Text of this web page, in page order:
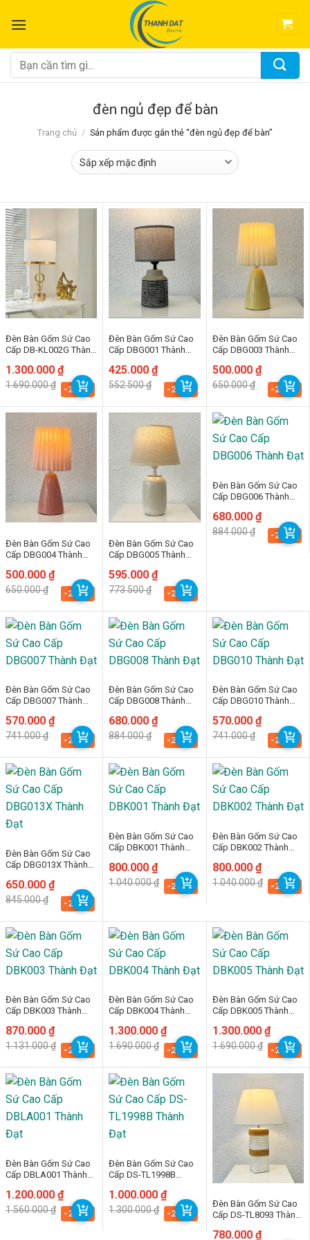
đến
dung
Tìm
kiếm:
đèn ngủ đẹp để bàn
Trang chủ / Sản phẩm được gắn thẻ “đèn ngủ đẹp để bàn”
Đèn Bàn Gốm Sứ Cao
Cấp DB-KL002G Thành
1.690.000₫
Giá
gốc
là:
1.300.000 ₫
Giá
hiện
tại
1.300.000 ₫.
-23.1%
Đèn Bàn Gốm Sứ Cao
Cấp DBG001 Thành
552.500₫
Giá
gốc
là:
425.000₫
Giá
hiện
tại
425.000 ₫.
-23.1%
Đèn Bàn Gốm Sứ Cao
Cấp DBG003 Thành
650.000₫
Giá
gốc
là:
500.000 ₫
Giá
hiện
tại
500.000 ₫.
-23.1%
Đèn Bàn Gốm Sứ Cao
Cấp DBG004 Thành
650.000₫
Giá
gốc
là:
500.000 ₫
Giá
hiện
tại
500.000 ₫.
-23.1%
Đèn Bàn Gốm Sứ Cao
Cấp DBG005 Thành
773.500₫
Giá
gốc
là:
595.000₫
Giá
hiện
tại
595.000 ₫.
-23.1%
Đèn Bàn Gốm Sứ Cao
Cấp DBG006 Thành
884.000₫
Giá
gốc
là:
680.000 ₫
Giá
hiện
tại
-23.1%
Đèn Bàn Gốm Sứ Cao
Cấp DBG007 Thành
741.000₫
Giá
gốc
là:
570.000 ₫
Giá
hiện
tại
570.000 ₫.
-23.1%
Đèn Bàn Gốm Sứ Cao
Cấp DBG008 Thành
884.000₫
Giá
gốc
là:
680.000₫
Giá
hiện
tại
680.000 ₫.
-23.1%
Đèn Bàn Gốm Sứ Cao
Cấp DBG010 Thành
741.000₫
Giá
gốc
là:
570.000 ₫
Giá
hiện
tại
570.000 ₫.
-23.1%
Đèn Bàn Gốm Sứ Cao
Cấp DBG013X Thành
845.000₫
Giá
gốc
là:
650.000 ₫
Giá
hiện
tại
650.000 ₫.
-23.1%
Đèn Bàn Gốm Sứ Cao
Cấp DBK001 Thành
1.040.000₫
Giá
gốc
là:
800.000₫
Giá
hiện
tại
-23.1%
Đèn Bàn Gốm Sứ Cao
Cấp DBK002 Thành
1.040.000₫
Giá
gốc
là:
800.000 ₫
Giá
hiện
tại
-23.1%
Đèn Bàn Gốm Sứ Cao
Cấp DBK003 Thành
1.131.000₫
Giá
gốc
là:
870.000 ₫
Giá
hiện
tại
870.000 ₫.
-23.1%
Đèn Bàn Gốm Sứ Cao
Cấp DBK004 Thành
1.690.000₫
Giá
gốc
là:
1.300.000₫
Giá
hiện
tại
1.300.000 ₫.
-23.1%
Đèn Bàn Gốm Sứ Cao
Cấp DBK005 Thành
1.690.000₫
Giá
gốc
là:
1.300.000 ₫
Giá
hiện
tại
1.300.000 ₫.
-23.1%
Đèn Bàn Gốm Sứ Cao
Cấp DBLA001 Thành
1.560.000₫
Giá
gốc
là:
1.200.000 ₫
Giá
hiện
tại
-23.1%
Đèn Bàn Gốm Sứ Cao
Cấp DS-TL1998B
1.300.000₫
Giá
gốc
là:
1.000.000₫
Giá
hiện
tại
-23.1%
Đèn Bàn Gốm Sứ Cao
Cấp DS-TL8093 Thành
Giá
780.000 ₫
Giá